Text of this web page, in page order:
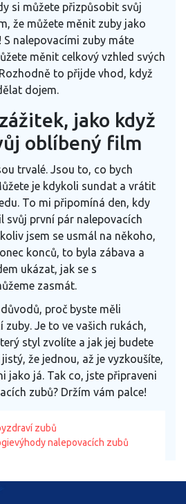
si můžete přizpůsobit svůj
že můžete měnit zuby jako
nalepovacími zuby máte
měnit celkový vzhled svých
to přijde vhod, když
dojem.
jako když
oblíbený film
trvalé. Jsou to, co bych
je kdykoli sundat a vrátit
To mi připomíná den, kdy
svůj první pár nalepovacích
jsem se usmál na někoho,
konců, to byla zábava a
ukázat, jak se s
zasmát.
proč byste měli
zuby. Je to ve vašich rukách,
styl zvolíte a jak jej budete
že jednou, až je vyzkoušíte,
jako já. Tak co, jste připraveni
zubů? Držím vám palce!
zdraví zubů
výhody nalepovacích zubů